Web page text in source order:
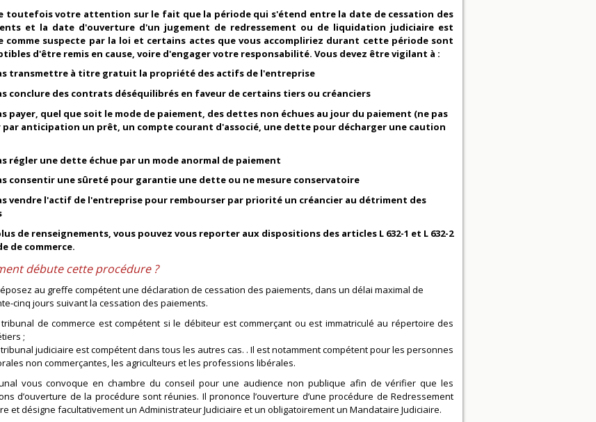
toutefois votre attention sur le fait que la période qui s'étend entre la date de cessation des
et la date d'ouverture d'un jugement de redressement ou de liquidation judiciaire est
comme suspecte par la loi et certains actes que vous accompliriez durant cette période sont
d'être remis en cause, voire d'engager votre responsabilité. Vous devez être vigilant à :
transmettre à titre gratuit la propriété des actifs de l'entreprise
conclure des contrats déséquilibrés en faveur de certains tiers ou créanciers
payer, quel que soit le mode de paiement, des dettes non échues au jour du paiement (ne pas
par anticipation un prêt, un compte courant d'associé, une dette pour décharger une caution
régler une dette échue par un mode anormal de paiement
consentir une sûreté pour garantie une dette ou ne mesure conservatoire
vendre l'actif de l'entreprise pour rembourser par priorité un créancier au détriment des
de renseignements, vous pouvez vous reporter aux dispositions des articles L 632-1 et L 632-2
de commerce.
débute cette procédure ?
au greffe compétent une déclaration de cessation des paiements, dans un délai maximal de
cinq jours suivant la cessation des paiements.
tribunal de commerce est compétent si le débiteur est commerçant ou est immatriculé au répertoire des
;
judiciaire est compétent dans tous les autres cas. . Il est notamment compétent pour les personnes
non commerçantes, les agriculteurs et les professions libérales.
vous convoque en chambre du conseil pour une audience non publique afin de vérifier que les
d’ouverture de la procédure sont réunies. Il prononce l’ouverture d’une procédure de Redressement
et désigne facultativement un Administrateur Judiciaire et un obligatoirement un Mandataire Judiciaire.